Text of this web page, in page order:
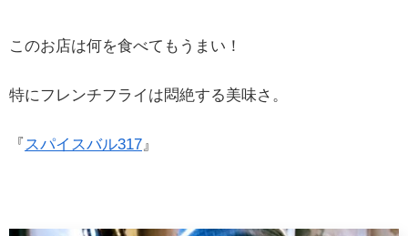
このお店は何を食べてもうまい！
特にフレンチフライは悶絶する美味さ。
『 スパイスバル317 』